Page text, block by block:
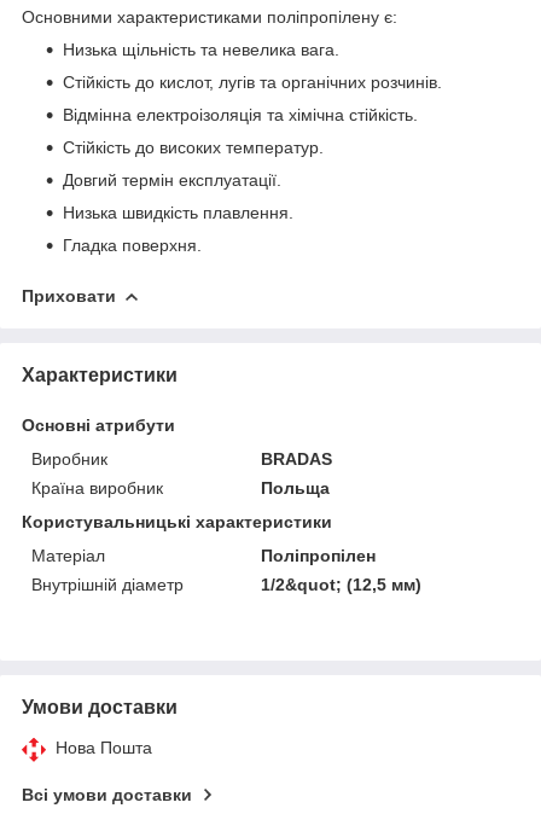
Основними характеристиками поліпропілену є:
Низька щільність та невелика вага.
Стійкість до кислот, лугів та органічних розчинів.
Відмінна електроізоляція та хімічна стійкість.
Стійкість до високих температур.
Довгий термін експлуатації.
Низька швидкість плавлення.
Гладка поверхня.
Приховати
Характеристики
Основні атрибути
Виробник
BRADAS
Країна виробник
Польща
Користувальницькі характеристики
Матеріал
Поліпропілен
Внутрішній діаметр
1/2&quot; (12,5 мм)
Умови доставки
Нова Пошта
Всі умови доставки